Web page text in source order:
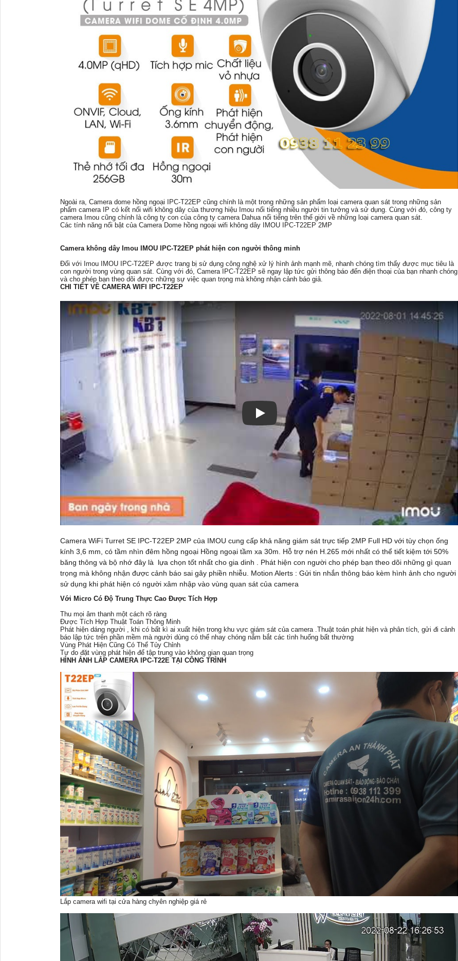
Ngoài ra, Camera dome hồng ngoại IPC-T22EP cũng chính là một trong những sản phẩm loại camera quan sát trong những sản
phẩm camera IP có kết nối wifi không dây của thương hiệu Imou nổi tiếng nhiều người tin tưởng và sử dụng. Cùng với đó, công ty
camera Imou cũng chính là công ty con của công ty camera Dahua nổi tiếng trên thế giới về những loại camera quan sát.
Các tính năng nổi bật của Camera Dome hồng ngoại wifi không dây IMOU IPC-T22EP 2MP
Camera không dây Imou IMOU IPC-T22EP phát hiện con người thông minh
Đối với Imou IMOU IPC-T22EP được trang bị sử dụng công nghệ xử lý hình ảnh mạnh mẽ, nhanh chóng tìm thấy được mục tiêu là
con người trong vùng quan sát. Cùng với đó, Camera IPC-T22EP sẽ ngay lập tức gửi thông báo đến điện thoại của bạn nhanh chóng
và cho phép bạn theo dõi được những sự việc quan trọng mà không nhận cảnh báo giả.
CHI TIẾT VỀ CAMERA WIFI IPC-T22EP
Xem video Camera Wifi PC-T22EP Imou
Camera WiFi Turret SE IPC-T22EP 2MP của IMOU cung cấp khả năng giám sát trực tiếp 2MP Full HD với tùy chọn ống
kính 3,6 mm, có tầm nhìn đêm hồng ngoại Hồng ngoại tầm xa 30m. Hỗ trợ nén H.265 mới nhất có thể tiết kiệm tới 50%
băng thông và bộ nhớ đây là lựa chọn tốt nhất cho gia dinh . Phát hiện con người cho phép bạn theo dõi những gì quan
trọng mà không nhận được cảnh báo sai gây phiền nhiễu. Motion Alerts : Gửi tin nhắn thông báo kèm hình ảnh cho người
sử dụng khi phát hiện có người xâm nhập vào vùng quan sát của camera
Với Micro Có Độ Trung Thực Cao Được Tích Hợp
Thu mọi âm thanh một cách rõ ràng
Được Tích Hợp Thuật Toán Thông Minh
Phát hiện dáng người , khi có bất kì ai xuất hiện trong khu vực giám sát của camera .Thuật toán phát hiện và phân tích, gửi đi cảnh
báo lập tức trên phần mềm mà người dùng có thể nhay chóng nắm bắt các tình huống bất thường
Vùng Phát Hiện Cũng Có Thể Tủy Chỉnh
Tự do đặt vùng phát hiện để tập trung vào không gian quan trọng
HÌNH ẢNH LẮP CAMERA IPC-T22E TẠI CÔNG TRÌNH
Lắp camera wifi tại cửa hàng chyên nghiệp giá rẻ